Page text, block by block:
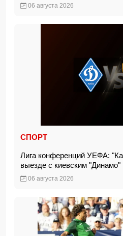
06 августа 2026
СПОРТ
Лига конференций УЕФА:
выезде с киевским "Динамо"
06 августа 2026